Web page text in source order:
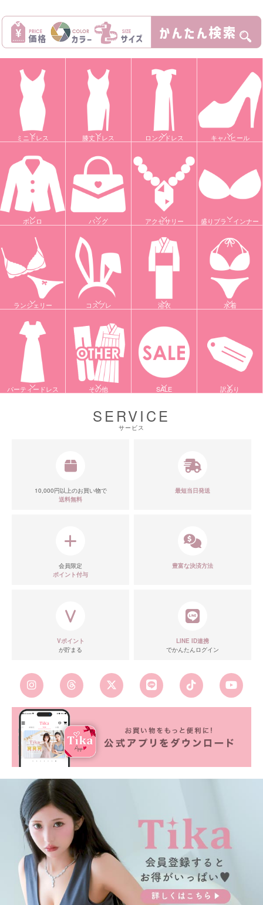
ミニドレス 膝丈ドレス ロングドレス キャバヒール
ボレロ バッグ アクセサリー 盛りブラ・インナー
ランジェリー コスプレ 浴衣 水着
パーティードレス その他 SALE 訳あり
SERVICE
サービス
10,000円以上のお買い物で
送料無料
最短当日発送
会員限定
ポイント付与
豊富な決済方法
Vポイント
が貯まる
LINE ID連携
でかんたんログイン